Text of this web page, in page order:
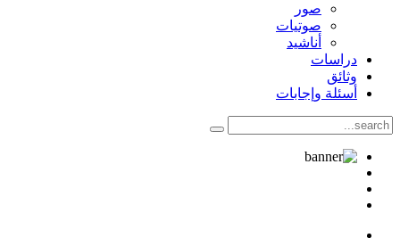
صور
صوتيات
أناشيد
دراسات
وثائق
أسئلة وإجابات